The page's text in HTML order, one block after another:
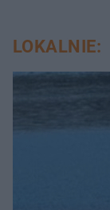
LOKALNIE: